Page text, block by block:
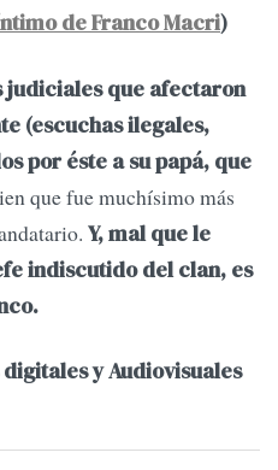
de Franco Macri)
judiciales que afectaron
(escuchas ilegales,
por éste a su papá, que
que fue muchísimo más
Y, mal que le
indiscutido del clan, es
y Audiovisuales